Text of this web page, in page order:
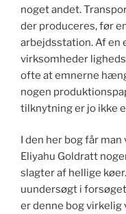
noget andet.
der produceres, før
arbejdsstation. Af en
virksomheder
ofte at emnerne
nogen
tilknytning er jo ikke
I den her bog får
Eliyahu Goldratt
slagter af hellige
uundersøgt i
er denne bog